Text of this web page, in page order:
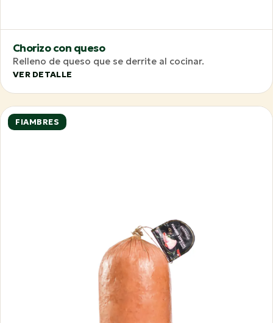
Chorizo con queso
Relleno de queso que se derrite al cocinar.
VER DETALLE
FIAMBRES